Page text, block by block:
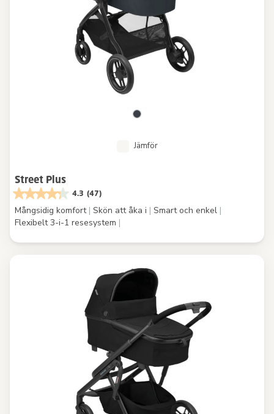
Jämför
Street Plus
4.3 (47)
Mångsidig komfort | Skön att åka i | Smart och enkel |
Flexibelt 3-i-1 resesystem |